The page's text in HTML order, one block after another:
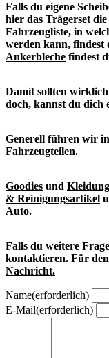
Falls du eigene
hier das Trägerset
Fahrzeugliste, in
werden kann, findest
Ankerbleche findest
Damit sollten
doch, kannst du dich
Generell führen wir
Fahrzeugteilen.
Goodies und Kleidung
& Reinigungsartikel
Auto.
Falls du weitere
kontaktieren. Für
Nachricht.
Name(erforderlich)
E-Mail(erforderlich)